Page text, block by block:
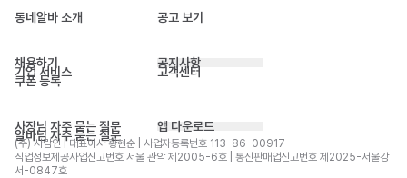
동네알바 소개 공고 보기
채용하기
기업 서비스
쿠폰 등록
공지사항
고객센터
사장님 자주 묻는 질문
알바님 자주 묻는 질문
앱 다운로드
(주) 사람인 | 대표이사 황현순 | 사업자등록번호 113-86-00917
직업정보제공사업신고번호 서울 관악 제2005-6호 | 통신판매업신고번호 제2025-서울강
서-0847호